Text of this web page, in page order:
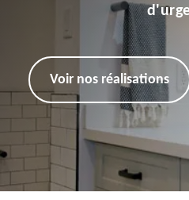
Voir nos réalisations